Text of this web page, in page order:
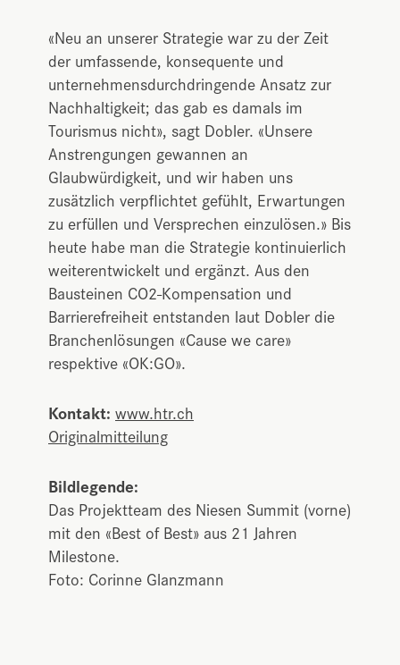
«Neu an unserer Strategie war zu der Zeit
der umfassende, konsequente und
unternehmensdurchdringende Ansatz zur
Nachhaltigkeit; das gab es damals im
Tourismus nicht», sagt Dobler. «Unsere
Anstrengungen gewannen an
Glaubwürdigkeit, und wir haben uns
zusätzlich verpflichtet gefühlt, Erwartungen
zu erfüllen und Versprechen einzulösen.» Bis
heute habe man die Strategie kontinuierlich
weiterentwickelt und ergänzt. Aus den
Bausteinen CO2-Kompensation und
Barrierefreiheit entstanden laut Dobler die
Branchenlösungen «Cause we care»
respektive «OK:GO».
Kontakt: www.htr.ch
Originalmitteilung
Bildlegende:
Das Projektteam des Niesen Summit (vorne)
mit den «Best of Best» aus 21 Jahren
Milestone.
Foto: Corinne Glanzmann